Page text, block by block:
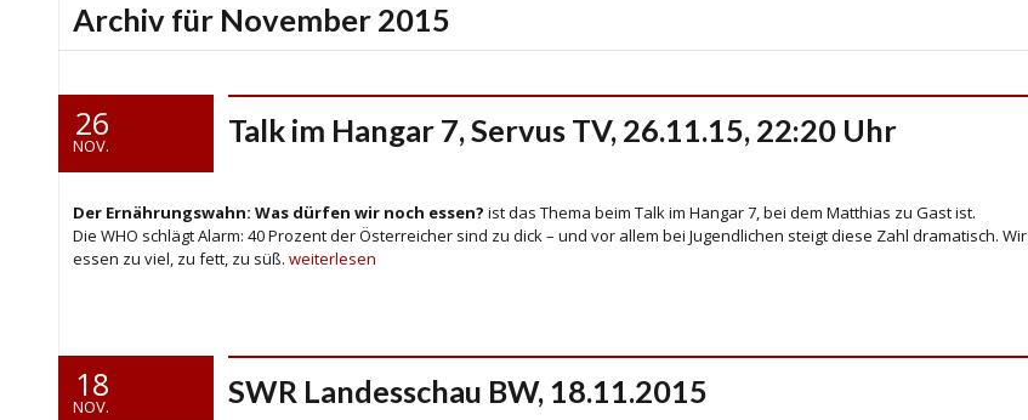
Archiv für November 2015
26
NOV. Talk im Hangar 7, Servus TV, 26.11.15, 22:20 Uhr
Der Ernährungswahn: Was dürfen wir noch essen? ist das Thema beim Talk im Hangar 7, bei dem Matthias zu Gast ist.
Die WHO schlägt Alarm: 40 Prozent der Österreicher sind zu dick – und vor allem bei Jugendlichen steigt diese Zahl dramatisch. Wir
essen zu viel, zu fett, zu süß. weiterlesen
18
NOV. SWR Landesschau BW, 18.11.2015